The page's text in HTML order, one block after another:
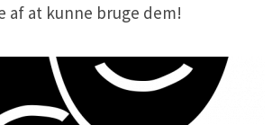
af at kunne bruge dem!